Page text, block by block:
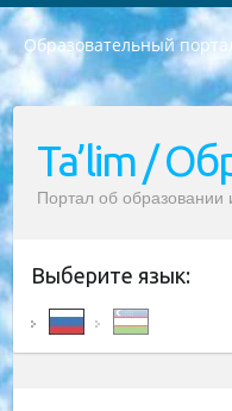
Образовательный
РЕСПУБЛИКА УЗБЕКИСТАН МИНИСТРЕРСТВО ДОШКОЛЬНОГО И ШКОЛЬНОГО ОБРАЗОВАНИЯ КОМАНДА в общеобразовательных учреждениях в 2023-2024 учебном году организация и проведение итоговой государственной аттестации обучающихся о Министра дошкольного и школьного образования Республики Узбекистан от 4 марта 2008 года (постановлением Минюста от 20 марта 2008 года № 1778 государственной регистрации) «Итоговое состояние учащихся общего среднего образования на основании положения об утверждении положения об аттестации общего среднего образования выпускной экзамен студентов в образовательных учреждениях в 2023-2024 учебном году В целях организации и прохождения аттестации приказываю: 1. Следующее: перечень предметов, по которым будет проводиться итоговая государственная аттестация и экзамен формы перевода согласно приложению 1; сертификаты международного образца, оценивающие уровень владения иностранными языками перечень согласно приложению 2; 2. Педагогический при специализированных образовательных учреждениях. научно-практический центр квалификации и международной оценки (Д.Давидова) 2024 г. До 25 марта: задания по предметам, по которым будет проводиться итоговая аттестация разработка и утверждение технических условий; итоговая аттестация на основании разработанного предметного задания разработка вопросов по предметам (устно и письменно), экзамен передача; общеобразовательные средние школы и специальные учебные заведения учащиеся выпускных классов школ и интернатов в агентской системе подготовка базы данных экзаменационных материалов и критериев оценки; перевод базы экзаменационных материалов на все языки обучения подать в Республиканский образовательный центр для изготовления; варианты экзаменов на основе разработанных контрольных материалов пусть будут поставлены задачи формирования. 3. Республиканский образовательный центр (Ш.Худайкулов) до 5 апреля 2024 года. до: база данных предоставленных экзаменационных материалов на все языки обучения перевод и экспертиза; для слепых, слабовидящих, глухих, слабослышащих и умственно отсталых детей учащиеся выпускных классов специализированных школ и школ-интернатов база данных экзаменационных материалов на всех преподаваемых языках подготовка критериев оценки; специализированные школы для умственно отсталых детей и технологии для учащихся выпускных классов школ-интернатов разработка соответствующих рекомендаций и критериев проведения ЕГЭ по естествознанию давать задания. 4. Педагогический при специализированных образовательных учреждениях. Научно-практический центр навыков и международной оценки (Д.Давидова), Республика образовательный центр (Худайкулов Ш.) итоговый государственный аттестационный экзамен ориентирован на творческое и логическое мышление при подготовке базы материалов учитывать введение заданий. 5. Следует отметить, что: сертификат государственного образца о знании общеобразовательного предмета и как минимум национальный уровень B1 по предметам на иностранных языках, указанным в Приложении 2. или международно признанный сертификат эквивалентного уровня студенты, изучающие определенный предмет, освобождаются от экзамена; по соответствующим предметам запланирована итоговая государственная аттестация за день до дня, путем жеребьевки Рабочей группой (в письменной форме по предметам, проводимым в форме) из числа сформированных вариантов выбрано 2 варианта; 2 выбранных варианта экзамена анонсированы на официальном сайте министерства и все выпускники по всей стране на основе этих вариантов проводит итоговую государственную аттестацию. 6. Государственное образование учащихся средних общеобразовательных учреждений. знания в соответствии с квалификационными требованиями, которые необходимо приобрести на основании стандартов итоговый (выпускной) контроль для 9 и 11 классов в целях тестирования Экзамены (далее – экзамены) состоят из предметов, перечисленных в приложении 1. будет сделано. 7. Экзамены пройдут с 26 мая по 15 июня 2024 г. (кроме науки физического воспитания). 8. Физическая для учащихся 9 классов общесредних образовательных учреждений. Экзамены по предмету «Образование, квалификация медицина» 1-6 мая 2024 года. сотрудники перевести под присмотр (с отклонениями в физическом или умственном развитии) специализированная школа для детей, школы-интернаты и со сколиозом школы-интернаты санаторного типа для больных детей исключены). 9. Он был слепым, слабовидящим и имел нарушения опорно-двигательного аппарата. экзамены в специализированных школах и интернатах для детей должны проводиться исходя из требований, предъявляемых к общеобразовательным учреждениям (физкультура кроме науки). 10. Специализированная школа для глухих и слабослышащих детей. и экзамены в интернатах и быть реализован в виде письменного теста по математике. 11. Специальность для умственно отсталых детей. Для 9 класса Родной язык и литературное письмо Государственный язык (язык обучения – узбекский). для неклассов) написано Математическое письмо Письменная/устная история Узбекистана
Ta’lim /
Портал об образовании
Выберите язык: